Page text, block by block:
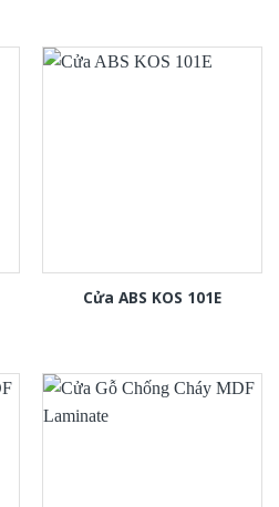
Cửa ABS KOS 101E